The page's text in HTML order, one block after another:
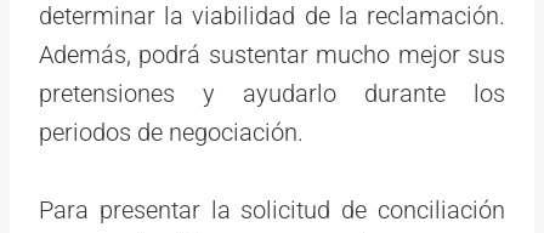
determinar la viabilidad de la reclamación.
Además, podrá sustentar mucho mejor sus
pretensiones y ayudarlo durante los
periodos de negociación.
Para presentar la solicitud de conciliación